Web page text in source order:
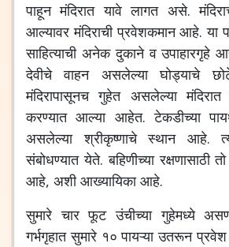
पाहून मंदिरात यावे लागत असे.
आल्यावर मंदिराची प्रवेशकमान आहे. या
साहित्याची अनेक दुकाने व उपाहारगृहे
देवीचे वाहन असलेल्या घोड्याचे
मंदिरापासूनच गुहेत असलेल्या मंदिरात
करण्यात आल्या आहेत. टेकडीच्या
असलेल्या श्रीकृष्णाचे स्थान आहे.
संबोधण्यात येते. बहिणीच्या रक्षणासाठी
आहे, अशी आख्यायिका आहे.
सुमारे चार फूट उंचीच्या गुहेमध्ये
गर्भगृहात सुमारे १० पायऱ्या उतरून प्रवेश